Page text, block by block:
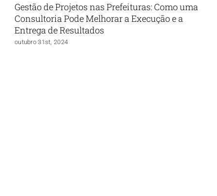
Gestão de Projetos nas Prefeituras: Como uma
Consultoria Pode Melhorar a Execução e a
Entrega de Resultados
outubro 31st, 2024